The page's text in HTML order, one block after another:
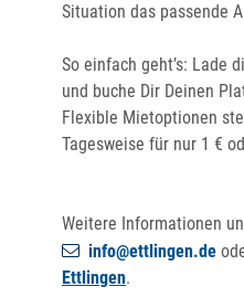
Situation das passende
So einfach geht’s: Lade
und buche Dir Deinen
Flexible Mietoptionen
Tagesweise für nur 1 €
Weitere Informationen
info@ettlingen.de
Ettlingen.